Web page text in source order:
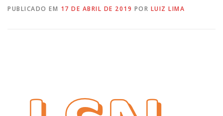
SOBRE CONTATO
PUBLICADO EM 17 DE ABRIL DE 2019 POR LUIZ LIMA